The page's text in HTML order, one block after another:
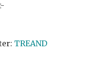
TREAND